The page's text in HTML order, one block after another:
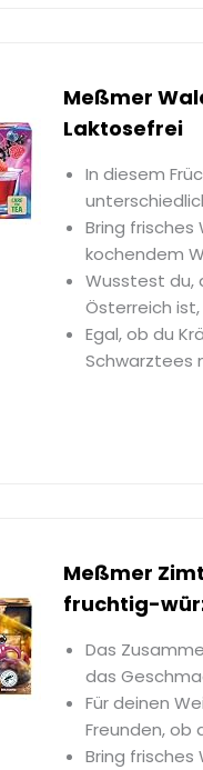
Meßmer
Laktosefrei
In diesem
Bring
kochendem
Wusstest du,
Österreich ist,
Egal, ob du
Schwarztees
Meßmer
fruchtig-
Das
das
Für deinen
Freunden, ob
Bring